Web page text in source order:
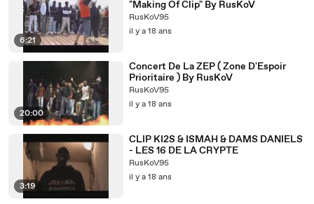
6:21
"Making Of Clip" By RusKoV
RusKoV95
il y a 18 ans
20:00
Concert De La ZEP ( Zone D'Espoir
Prioritaire ) By RusKoV
RusKoV95
il y a 18 ans
3:19
CLIP KI2S & ISMAH & DAMS DANIELS
- LES 16 DE LA CRYPTE
RusKoV95
il y a 18 ans